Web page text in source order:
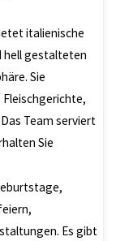
italienische
hell gestalteten
Sie
Team serviert
Sie
Es gibt